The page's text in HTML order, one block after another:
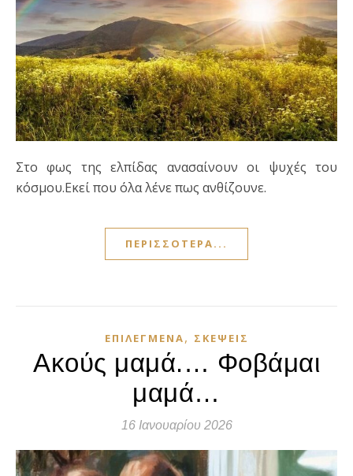
Στο φως της ελπίδας ανασαίνουν οι ψυχές του
κόσμου.Εκεί που όλα λένε πως ανθίζουνε.
ΠΕΡΙΣΣΌΤΕΡΑ...
ΕΠΙΛΕΓΜΈΝΑ, ΣΚΈΨΕΙΣ
Ακούς μαμά.… Φοβάμαι
μαμά…
16 Ιανουαρίου 2026